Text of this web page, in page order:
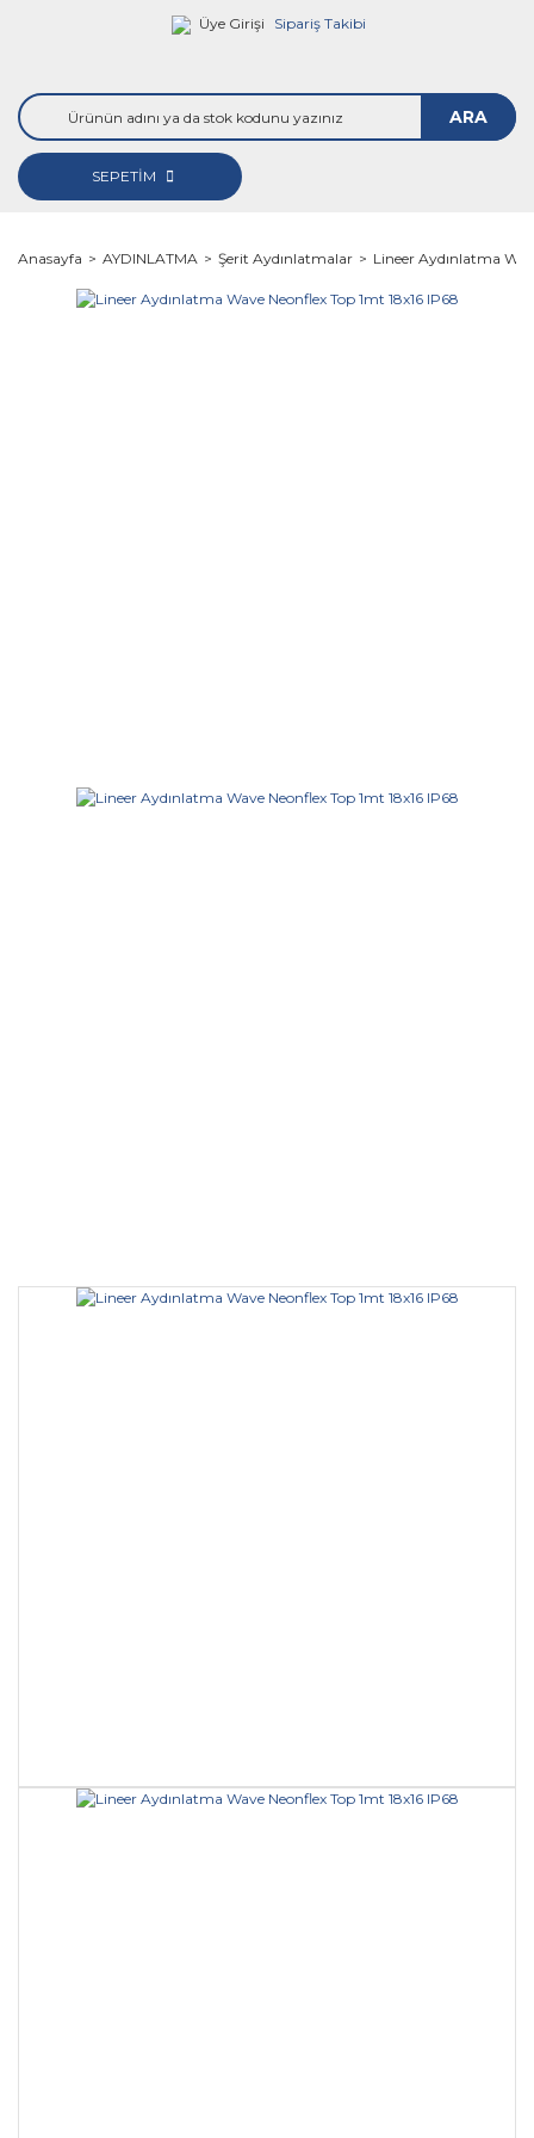
Üye Girişi Sipariş Takibi
ARA
SEPETİM
Anasayfa AYDINLATMA Şerit Aydınlatmalar Lineer Aydınlatma